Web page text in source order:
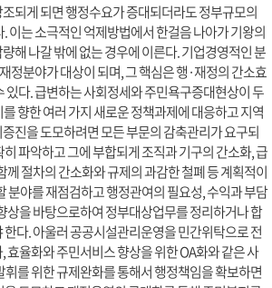
되게 되면 행정수요가 증대되더라도 정부규모의
이는 소극적인 억제방법에서 한걸음 나아가 기왕의
해 나갈 밖에 없는 경우에 이른다. 기업경영적인 분
정분야가 대상이 되며, 그 핵심은 행·재정의 간소효
있다. 급변하는 사회정세와 주민욕구증대현상이 두
향한 여러 가지 새로운 정책과제에 대응하고 지역
진을 도모하려면 모든 부문의 감축관리가 요구되
파악하고 그에 부합되게 조직과 기구의 간소화, 급
께 절차의 간소화와 규제의 과감한 철폐 등 계획적이
분야를 재점검하고 행정관여의 필요성, 수익과 부담
상을 바탕으로하여 정부대상업무를 정리하거나 합
다. 아울러 공공시설관리운영을 민간위탁으로 전
효율화와 주민서비스 향상을 위한 OA화와 같은 사
를 위한 규제완화를 통해서 행정책임을 확보하면